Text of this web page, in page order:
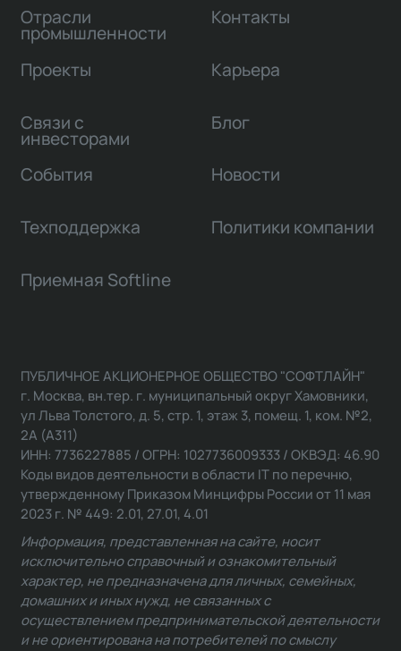
Отрасли
промышленности
Проекты
Связи с
инвесторами
Контакты
Карьера
Блог
События Новости
Техподдержка Политики компании
Приемная Softline
ПУБЛИЧНОЕ АКЦИОНЕРНОЕ ОБЩЕСТВО "СОФТЛАЙН"
г. Москва, вн.тер. г. муниципальный округ Хамовники,
ул Льва Толстого, д. 5, стр. 1, этаж 3, помещ. 1, ком. №2,
2А (А311)
ИНН: 7736227885 / ОГРН: 1027736009333 / ОКВЭД: 46.90
Коды видов деятельности в области IT по перечню,
утвержденному Приказом Минцифры России от 11 мая
2023 г. № 449: 2.01, 27.01, 4.01
Информация, представленная на сайте, носит
исключительно справочный и ознакомительный
характер, не предназначена для личных, семейных,
домашних и иных нужд, не связанных с
осуществлением предпринимательской деятельности
и не ориентирована на потребителей по смыслу